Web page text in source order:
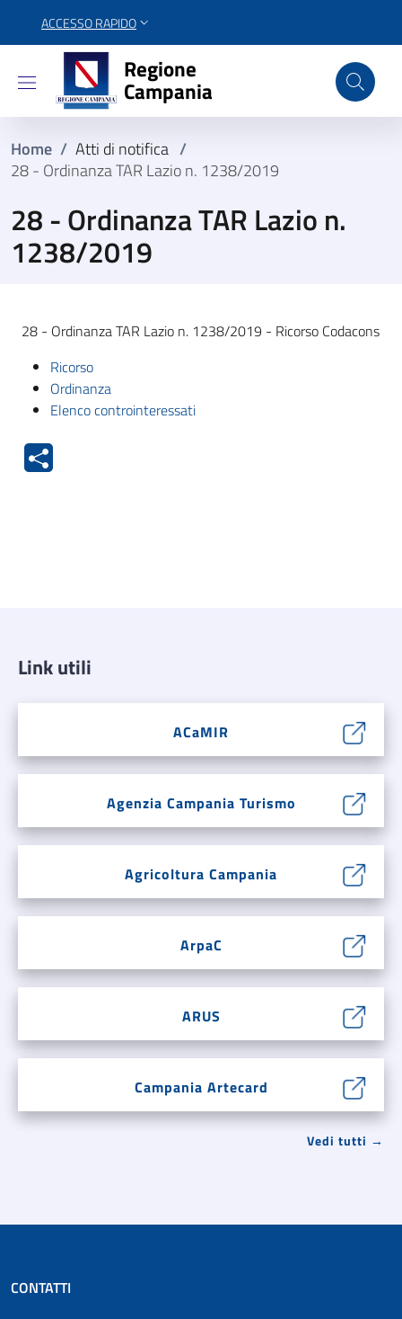
ACCESSO RAPIDO
Regione Campania
Regione
Campania
Home / Atti di notifica /
28 - Ordinanza TAR Lazio n. 1238/2019
28 - Ordinanza TAR Lazio n.
1238/2019
28 - Ordinanza TAR Lazio n. 1238/2019 - Ricorso Codacons
Ricorso
Ordinanza
Elenco controinteressati
Link utili
ACaMIR
Agenzia Campania Turismo
Agricoltura Campania
ArpaC
ARUS
Campania Artecard
Vedi tutti →
CONTATTI